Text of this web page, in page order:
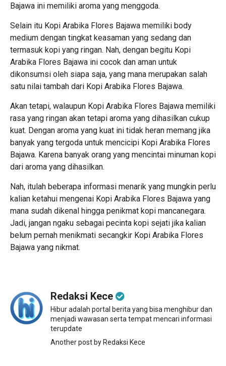
Bajawa ini memiliki aroma yang menggoda.
Selain itu Kopi Arabika Flores Bajawa memiliki body
medium dengan tingkat keasaman yang sedang dan
termasuk kopi yang ringan. Nah, dengan begitu Kopi
Arabika Flores Bajawa ini cocok dan aman untuk
dikonsumsi oleh siapa saja, yang mana merupakan salah
satu nilai tambah dari Kopi Arabika Flores Bajawa.
Akan tetapi, walaupun Kopi Arabika Flores Bajawa memiliki
rasa yang ringan akan tetapi aroma yang dihasilkan cukup
kuat. Dengan aroma yang kuat ini tidak heran memang jika
banyak yang tergoda untuk mencicipi Kopi Arabika Flores
Bajawa. Karena banyak orang yang mencintai minuman kopi
dari aroma yang dihasilkan.
Nah, itulah beberapa informasi menarik yang mungkin perlu
kalian ketahui mengenai Kopi Arabika Flores Bajawa yang
mana sudah dikenal hingga penikmat kopi mancanegara.
Jadi, jangan ngaku sebagai pecinta kopi sejati jika kalian
belum pernah menikmati secangkir Kopi Arabika Flores
Bajawa yang nikmat.
Redaksi Kece
Hibur adalah portal berita yang bisa menghibur dan
menjadi wawasan serta tempat mencari informasi
terupdate
Another post by Redaksi Kece